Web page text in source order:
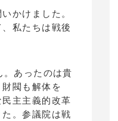
かけました。
私たちは戦後
あったのは貴
閥も解体を
主主義的改革
。参議院は戦